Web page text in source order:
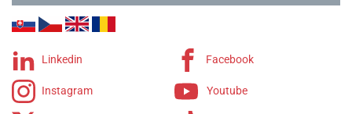
Linkedin Facebook
Instagram Youtube